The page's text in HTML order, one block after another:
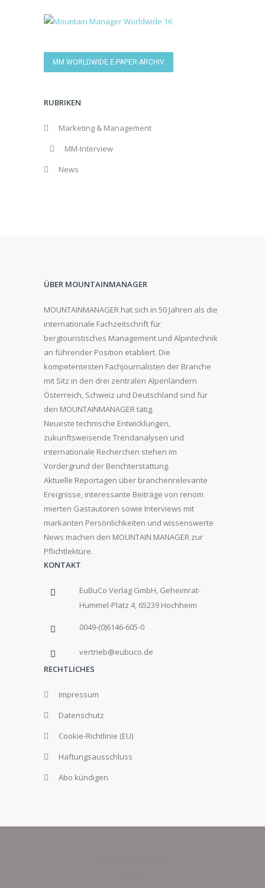
MM WORLDWIDE E-PAPER-ARCHIV
RUBRIKEN
Marketing & Management
MM-Interview
News
ÜBER MOUNTAINMANAGER
MOUNTAINMANAGER hat sich in 50 Jahren als die
internationale Fachzeitschrift für
bergtouristisches Management und Alpintechnik
an führender Position etabliert. Die
kompetentesten Fachjournalisten der Branche
mit Sitz in den drei zentralen Alpenländern
Österreich, Schweiz und Deutschland sind für
den MOUNTAINMANAGER tätig.
Neueste technische Entwicklungen,
zukunftsweisende Trendanalysen und
internationale Recherchen stehen im
Vordergrund der Berichterstattung.
Aktuelle Reportagen über branchenrelevante
Ereignisse, interessante Beiträge von renom
mierten Gastautoren sowie Interviews mit
markanten Persönlichkeiten und wissenswerte
News machen den MOUNTAIN MANAGER zur
Pflichtlektüre.
KONTAKT
EuBuCo Verlag GmbH, Geheimrat-
Hummel-Platz 4, 65239 Hochheim
0049-(0)6146-605-0
vertrieb@eubuco.de
RECHTLICHES
Impressum
Datenschutz
Cookie-Richtlinie (EU)
Haftungsausschluss
Abo kündigen